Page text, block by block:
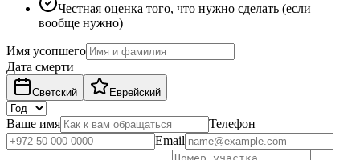
Честная оценка того, что нужно сделать (если
вообще нужно)
Имя усопшего
Дата смерти
Светский Еврейский
Ваше имя
Телефон
Email